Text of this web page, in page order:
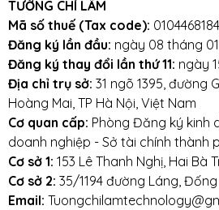
0965821551
Hoặc qua trực tiếp
Địa chỉ mua Laptop uy tín tại Hà
CS1: Số 153 Lê Thanh Nghị -
Quận Hai Bà Trưng
CS2: Số 35, Ngõ 1194 Đường
Hà Nội.
TƯỜNG CHÍ LÂM
Mã số thuế (Tax code): 0104468184
Đăng ký lần đầu: ngày 08 tháng
Đăng ký thay đổi lần thứ 11: ngày
Địa chỉ trụ sở: 31 ngõ 1395, đường
Hoàng Mai, TP Hà Nội, Việt Nam
Cơ quan cấp: Phòng Đăng ký kinh
doanh nghiệp - Sở tài chính thành
Cơ sở 1: 153 Lê Thanh Nghị, Hai Bà
Cơ sở 2: 35/1194 đường Láng,
Email: